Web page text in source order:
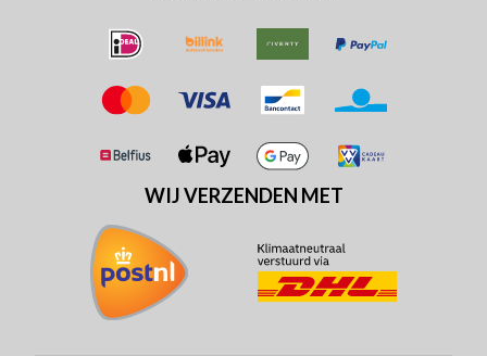
WIJ VERZENDEN MET